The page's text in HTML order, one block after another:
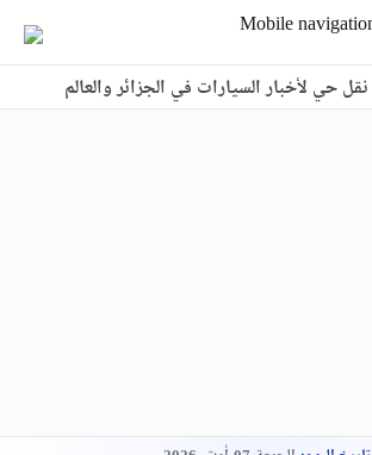
نقل حي لأخبار السيارات في الجزائر والعالم